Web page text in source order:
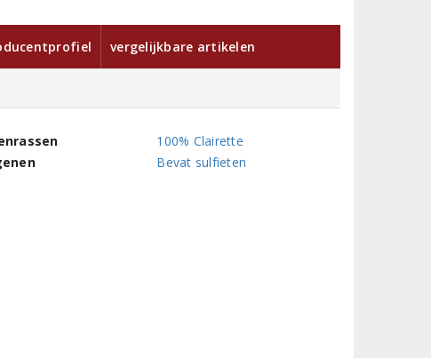
vergelijkbare artikelen
100% Clairette
Bevat sulfieten